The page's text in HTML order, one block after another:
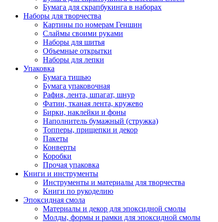
Бумага для скрапбукинга в наборах
Наборы для творчества
Картины по номерам Геншин
Слаймы своими руками
Наборы для шитья
Объемные открытки
Наборы для лепки
Упаковка
Бумага тишью
Бумага упаковочная
Рафия, лента, шпагат, шнур
Фатин, тканая лента, кружево
Бирки, наклейки и фоны
Наполнитель бумажный (стружка)
Топперы, прищепки и декор
Пакеты
Конверты
Коробки
Прочая упаковка
Книги и инструменты
Инструменты и материалы для творчества
Книги по рукоделию
Эпоксидная смола
Материалы и декор для эпоксидной смолы
Молды, формы и рамки для эпоксидной смолы